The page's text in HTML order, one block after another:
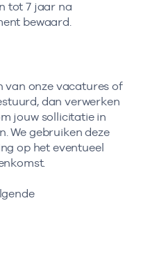
tot 7 jaar na
bewaard.
van onze vacatures of
dan verwerken
jouw sollicitatie in
We gebruiken deze
op het eventueel